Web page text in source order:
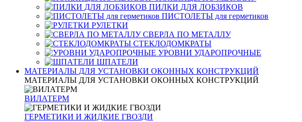
ПИЛКИ ДЛЯ ЛОБЗИКОВ
ПИСТОЛЕТЫ для герметиков
РУЛЕТКИ
СВЕРЛА ПО МЕТАЛЛУ
СТЕКЛОДОМКРАТЫ
УРОВНИ УДАРОПРОЧНЫЕ
ШПАТЕЛИ
МАТЕРИАЛЫ ДЛЯ УСТАНОВКИ ОКОННЫХ КОНСТРУКЦИЙ
МАТЕРИАЛЫ ДЛЯ УСТАНОВКИ ОКОННЫХ КОНСТРУКЦИЙ
ВИЛАТЕРМ
ГЕРМЕТИКИ И ЖИДКИЕ ГВОЗДИ